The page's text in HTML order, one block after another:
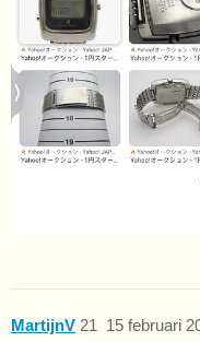
MartijnV 15 februari
21